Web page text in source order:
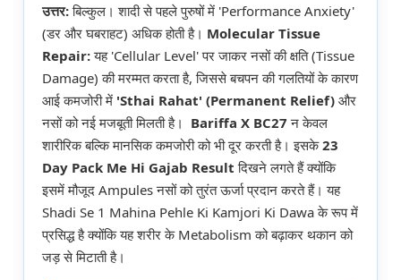
उत्तर:बिल्कुल। शादी से पहले पुरुषों में 'Performance Anxiety'
(डर और घबराहट) अधिक होती है। Molecular Tissue
Repair:यह 'Cellular Level' पर जाकर नसों की क्षति (Tissue
Damage) की मरम्मत करता है, जिससे बचपन की गलतियों के कारण
आई कमजोरी में 'Sthai Rahat' (Permanent Relief) और
नसों को नई मजबूती मिलती है। Bariffa X BC27 न केवल
शारीरिक बल्कि मानसिक कमजोरी को भी दूर करती है। इसके23
Day Pack Me Hi Gajab Result दिखने लगते हैं क्योंकि
इसमें मौजूद Ampules नसों को तुरंत ऊर्जा प्रदान करते हैं। यह
Shadi Se 1 Mahina Pehle Ki Kamjori Ki Dawa के रूप में
प्रसिद्ध है क्योंकि यह शरीर के Metabolism को बढ़ाकर थकान को
जड़ से मिटाती है।